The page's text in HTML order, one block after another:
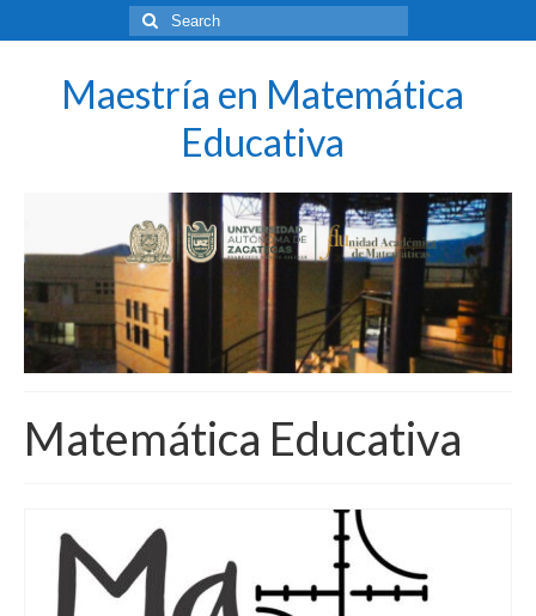
Search
for:
Maestría en Matemática
Educativa
Matemática Educativa